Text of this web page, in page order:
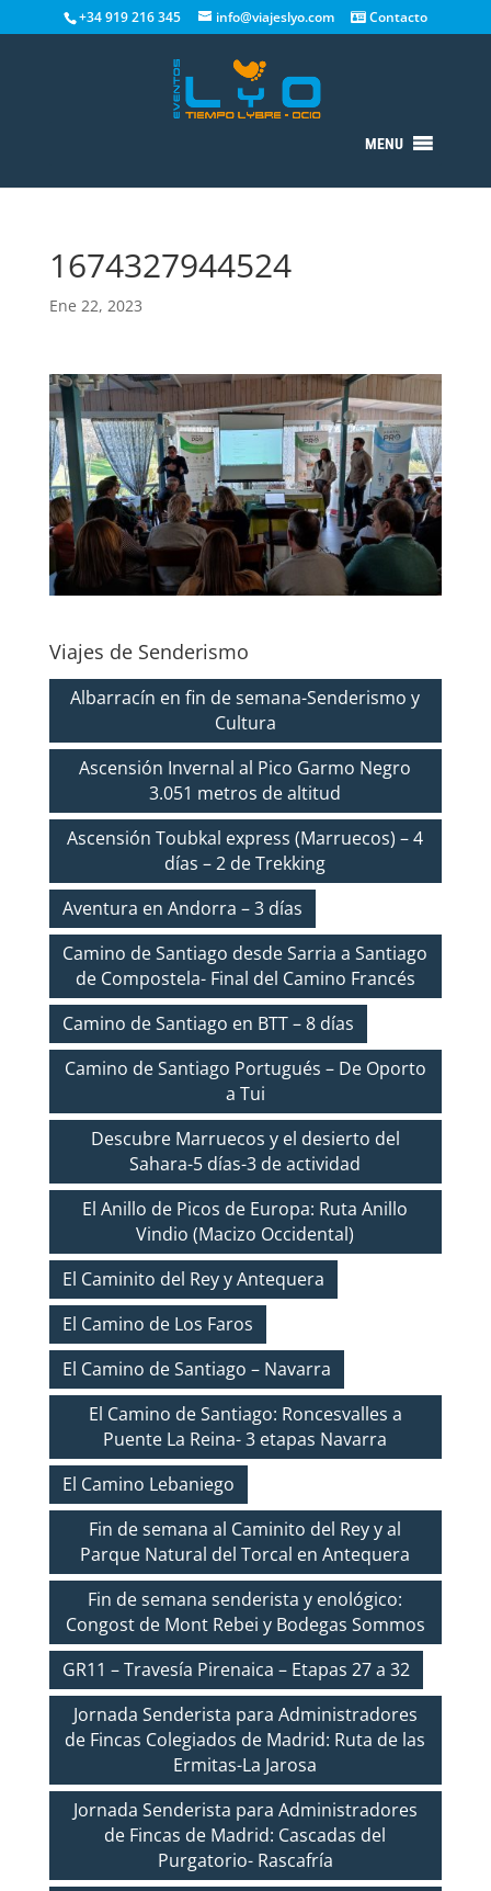
+34 919 216 345 info@viajeslyo.com Contacto
MENU
1674327944524
Ene 22, 2023
Viajes de Senderismo
Albarracín en fin de semana-Senderismo y
Cultura
Ascensión Invernal al Pico Garmo Negro
3.051 metros de altitud
Ascensión Toubkal express (Marruecos) – 4
días – 2 de Trekking
Aventura en Andorra – 3 días
Camino de Santiago desde Sarria a Santiago
de Compostela- Final del Camino Francés
Camino de Santiago en BTT – 8 días
Camino de Santiago Portugués – De Oporto
a Tui
Descubre Marruecos y el desierto del
Sahara-5 días-3 de actividad
El Anillo de Picos de Europa: Ruta Anillo
Vindio (Macizo Occidental)
El Caminito del Rey y Antequera
El Camino de Los Faros
El Camino de Santiago – Navarra
El Camino de Santiago: Roncesvalles a
Puente La Reina- 3 etapas Navarra
El Camino Lebaniego
Fin de semana al Caminito del Rey y al
Parque Natural del Torcal en Antequera
Fin de semana senderista y enológico:
Congost de Mont Rebei y Bodegas Sommos
GR11 – Travesía Pirenaica – Etapas 27 a 32
Jornada Senderista para Administradores
de Fincas Colegiados de Madrid: Ruta de las
Ermitas-La Jarosa
Jornada Senderista para Administradores
de Fincas de Madrid: Cascadas del
Purgatorio- Rascafría